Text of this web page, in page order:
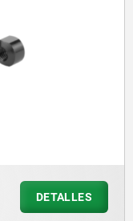
DETALLES